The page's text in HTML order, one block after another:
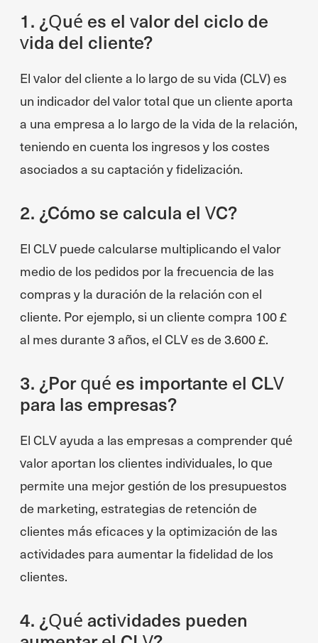
1. ¿Qué es el valor del ciclo de
vida del cliente?
El valor del cliente a lo largo de su vida (CLV) es
un indicador del valor total que un cliente aporta
a una empresa a lo largo de la vida de la relación,
teniendo en cuenta los ingresos y los costes
asociados a su captación y fidelización.
2. ¿Cómo se calcula el VC?
El CLV puede calcularse multiplicando el valor
medio de los pedidos por la frecuencia de las
compras y la duración de la relación con el
cliente. Por ejemplo, si un cliente compra 100 £
al mes durante 3 años, el CLV es de 3.600 £.
3. ¿Por qué es importante el CLV
para las empresas?
El CLV ayuda a las empresas a comprender qué
valor aportan los clientes individuales, lo que
permite una mejor gestión de los presupuestos
de marketing, estrategias de retención de
clientes más eficaces y la optimización de las
actividades para aumentar la fidelidad de los
clientes.
4. ¿Qué actividades pueden